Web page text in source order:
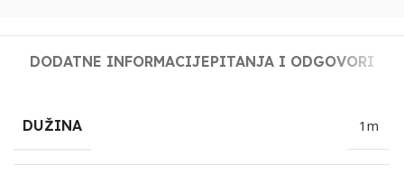
DODATNE INFORMACIJEPITANJA I ODGOVORI
DUŽINA 1m